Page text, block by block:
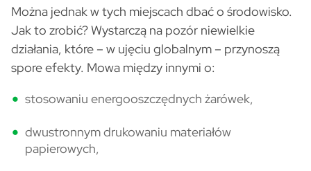
Można jednak w tych miejscach dbać o środowisko.
Jak to zrobić? Wystarczą na pozór niewielkie
działania, które – w ujęciu globalnym – przynoszą
spore efekty. Mowa między innymi o:
stosowaniu energooszczędnych żarówek,
dwustronnym drukowaniu materiałów
papierowych,